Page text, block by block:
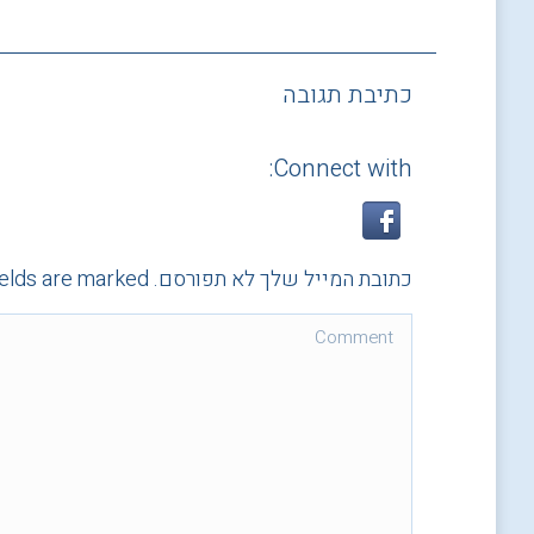
כתיבת תגובה
Connect with:
כתובת המייל שלך לא תפורסם. Required fields are marked
Comment